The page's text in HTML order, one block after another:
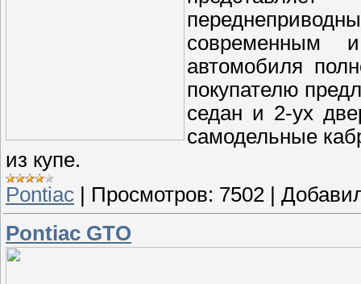
современным
автомобиля
покупателю
седан и 2-ух
самодельные
из купе.
Pontiac
Просмотров: 7502
Pontiac GTO